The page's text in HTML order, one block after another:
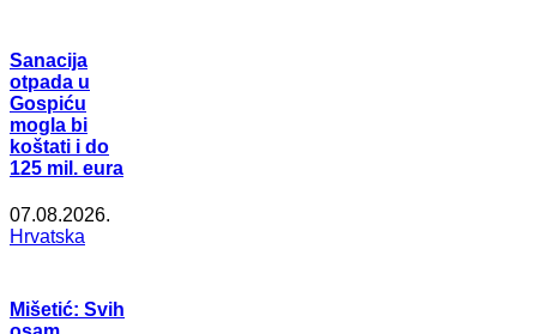
Sanacija
otpada u
Gospiću
mogla bi
koštati i do
125 mil. eura
07.08.2026.
Hrvatska
Mišetić: Svih